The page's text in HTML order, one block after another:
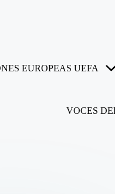
EUROPEAS UEFA
VOCES